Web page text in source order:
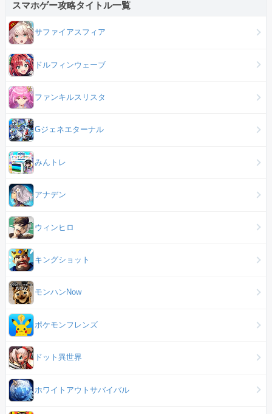
スマホゲー攻略タイトル一覧
サファイアスフィア
ドルフィンウェーブ
ファンキルスリスタ
Gジェネエターナル
みんトレ
アナデン
ウィンヒロ
キングショット
モンハンNow
ポケモンフレンズ
ドット異世界
ホワイトアウトサバイバル